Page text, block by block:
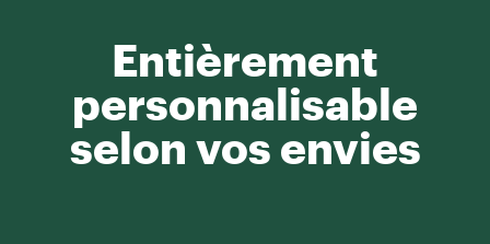
Entièrement
personnalisable
selon vos envies